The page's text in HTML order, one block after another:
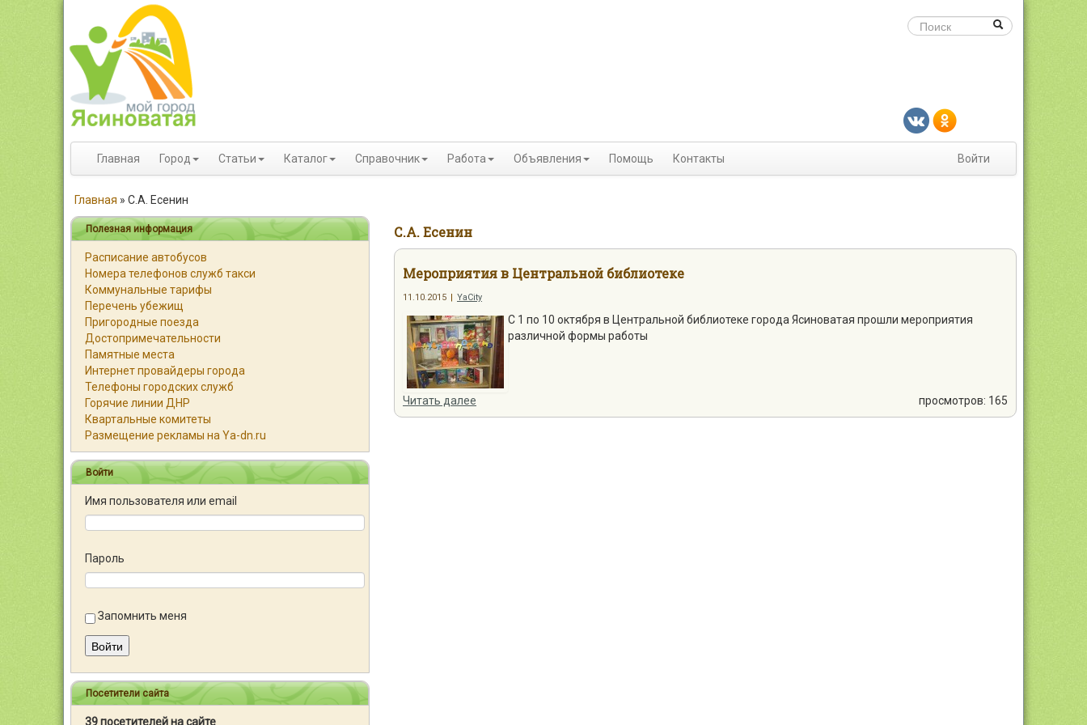
Главная Город Статьи Каталог Справочник Работа Объявления Помощь Контакты Войти
Главная » С.А. Есенин
Полезная информация
Расписание автобусов
Номера телефонов служб такси
Коммунальные тарифы
Перечень убежищ
Пригородные поезда
Достопримечательности
Памятные места
Интернет провайдеры города
Телефоны городских служб
Горячие линии ДНР
Квартальные комитеты
Размещение рекламы на Ya-dn.ru
Войти
Имя пользователя или email
Пароль
Запомнить меня
Войти
Посетители сайта
39 посетителей на сайте
С.А. Есенин
Мероприятия в Центральной библиотеке
11.10.2015 YaCity
С 1 по 10 октября в Центральной библиотеке города Ясиноватая прошли мероприятия
различной формы работы
Читать далее просмотров: 165